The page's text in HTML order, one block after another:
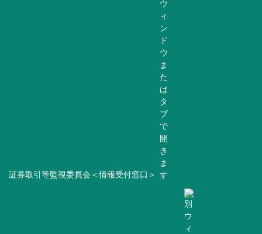
証券取引等監視委員会＜情報受付窓口＞